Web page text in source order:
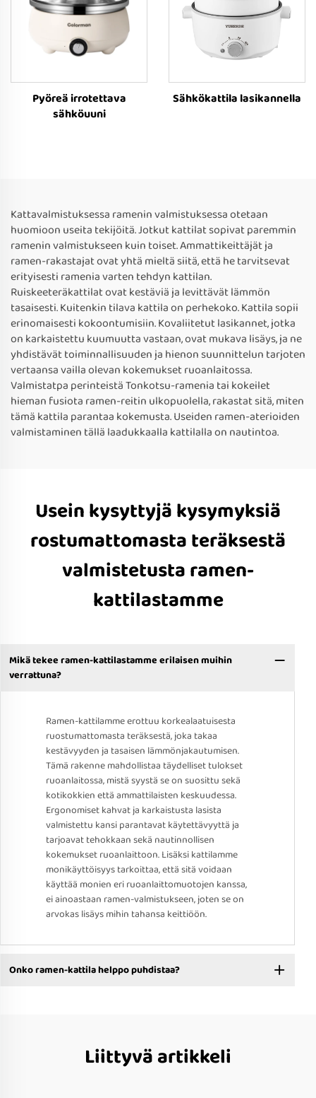
Pyöreä irrotettava
sähköuuni
Sähkökattila lasikannella
Kattavalmistuksessa ramenin valmistuksessa otetaan
huomioon useita tekijöitä. Jotkut kattilat sopivat paremmin
ramenin valmistukseen kuin toiset. Ammattikeittäjät ja
ramen-rakastajat ovat yhtä mieltä siitä, että he tarvitsevat
erityisesti ramenia varten tehdyn kattilan.
Ruiskeeteräkattilat ovat kestäviä ja levittävät lämmön
tasaisesti. Kuitenkin tilava kattila on perhekoko. Kattila sopii
erinomaisesti kokoontumisiin. Kovaliitetut lasikannet, jotka
on karkaistettu kuumuutta vastaan, ovat mukava lisäys, ja ne
yhdistävät toiminnallisuuden ja hienon suunnittelun tarjoten
vertaansa vailla olevan kokemukset ruoanlaitossa.
Valmistatpa perinteistä Tonkotsu-ramenia tai kokeilet
hieman fusiota ramen-reitin ulkopuolella, rakastat sitä, miten
tämä kattila parantaa kokemusta. Useiden ramen-aterioiden
valmistaminen tällä laadukkaalla kattilalla on nautintoa.
Usein kysyttyjä kysymyksiä
rostumattomasta teräksestä
valmistetusta ramen-
kattilastamme
Mikä tekee ramen-kattilastamme erilaisen muihin
verrattuna?
Ramen-kattilamme erottuu korkealaatuisesta
ruostumattomasta teräksestä, joka takaa
kestävyyden ja tasaisen lämmönjakautumisen.
Tämä rakenne mahdollistaa täydelliset tulokset
ruoanlaitossa, mistä syystä se on suosittu sekä
kotikokkien että ammattilaisten keskuudessa.
Ergonomiset kahvat ja karkaistusta lasista
valmistettu kansi parantavat käytettävyyttä ja
tarjoavat tehokkaan sekä nautinnollisen
kokemukset ruoanlaittoon. Lisäksi kattilamme
monikäyttöisyys tarkoittaa, että sitä voidaan
käyttää monien eri ruoanlaittomuotojen kanssa,
ei ainoastaan ramen-valmistukseen, joten se on
arvokas lisäys mihin tahansa keittiöön.
Onko ramen-kattila helppo puhdistaa?
Liittyvä artikkeli